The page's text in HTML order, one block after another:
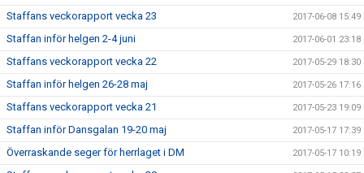
Staffans veckorapport vecka 23 2017-06-08 15:49
Staffan inför helgen 2-4 juni 2017-06-01 23:18
Staffans veckorapport vecka 22 2017-05-29 18:30
Staffan inför helgen 26-28 maj 2017-05-26 17:16
Staffans veckorapport vecka 21 2017-05-23 19:09
Staffan inför Dansgalan 19-20 maj 2017-05-17 17:39
Överraskande seger för herrlaget i DM 2017-05-17 10:19